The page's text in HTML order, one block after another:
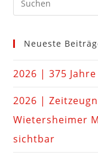
Neueste
2026 | 375
2026 |
Wietersheimer
sichtbar